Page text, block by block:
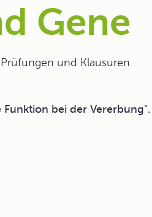
Gene
und Klausuren
bei der Vererbung".